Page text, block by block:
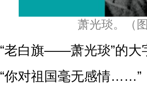
萧光琰。（
“老白旗——萧光琰”的大
“你对祖国毫无感情……”